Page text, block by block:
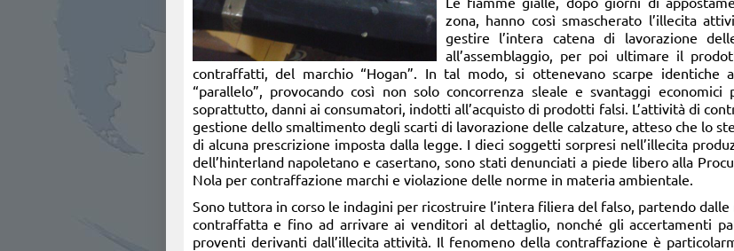
zona, hanno così smascherato l’illecita
gestire l’intera catena di lavorazione
all’assemblaggio, per poi ultimare il
contraffatti, del marchio “Hogan”. In tal modo, si ottenevano scarpe
“parallelo”, provocando così non solo concorrenza sleale e svantaggi
soprattutto, danni ai consumatori, indotti all’acquisto di prodotti falsi. L’attività di
gestione dello smaltimento degli scarti di lavorazione delle calzature, atteso che lo
di alcuna prescrizione imposta dalla legge. I dieci soggetti sorpresi nell’illecita
dell’hinterland napoletano e casertano, sono stati denunciati a piede libero alla
Nola per contraffazione marchi e violazione delle norme in materia ambientale.
Sono tuttora in corso le indagini per ricostruire l’intera filiera del falso, partendo
contraffatta e fino ad arrivare ai venditori al dettaglio, nonché gli accertamenti
proventi derivanti dall’illecita attività. Il fenomeno della contraffazione è